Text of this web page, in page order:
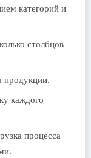
категорий и
столбцов
продукции.
каждого
процесса